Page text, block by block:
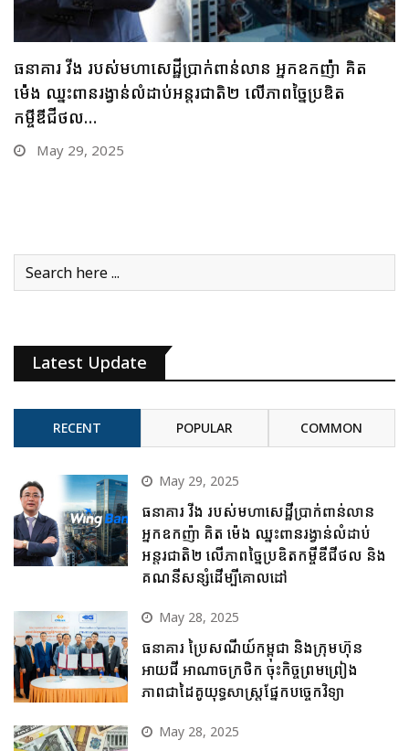
ធនាគារ ប្រៃសណីយ៍កម្ពុជា និងក្រុមហ៊ុន អាយជី អាណា
ចក្រថិក ចុះកិច្ចព្រមព្រៀងភាពជាដៃគូយុទ្ធសាស្ត្រផ្នែកបច្ចេកវិទ្យា
May 28, 2025
Latest Update
RECENT POPULAR COMMON
May 29, 2025
ធនាគារ វីង របស់មហាសេដ្ឋីប្រាក់ពាន់លាន
អ្នកឧកញ៉ា គិត ម៉េង ឈ្នះពានរង្វាន់លំដាប់
អន្តរជាតិ២ លើភាពច្នៃប្រឌិតកម្ចីឌីជីថល និង
គណនីសន្សំដើម្បីគោលដៅ
May 28, 2025
ធនាគារ ប្រៃសណីយ៍កម្ពុជា និងក្រុមហ៊ុន
អាយជី អាណាចក្រថិក ចុះកិច្ចព្រមព្រៀង
ភាពជាដៃគូយុទ្ធសាស្ត្រផ្នែកបច្ចេកវិទ្យា
May 28, 2025